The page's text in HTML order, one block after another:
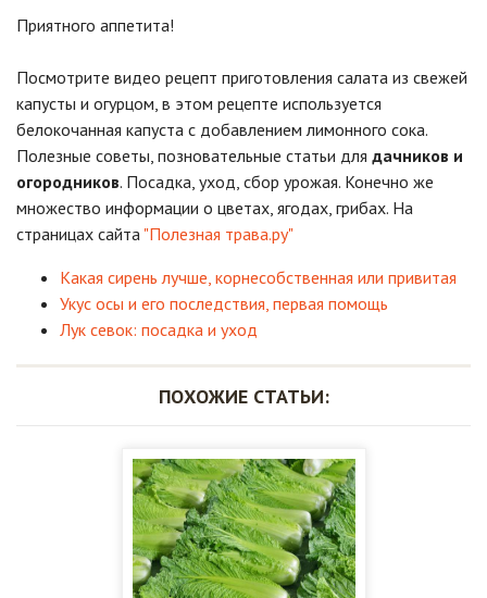
Приятного аппетита!
Посмотрите видео рецепт приготовления салата из свежей
капусты и огурцом, в этом рецепте используется
белокочанная капуста с добавлением лимонного сока.
Полезные советы, позновательные статьи для дачников и
огородников. Посадка, уход, сбор урожая. Конечно же
множество информации о цветах, ягодах, грибах. На
страницах сайта "Полезная трава.ру"
Какая сирень лучше, корнесобственная или привитая
Укус осы и его последствия, первая помощь
Лук севок: посадка и уход
ПОХОЖИЕ СТАТЬИ: